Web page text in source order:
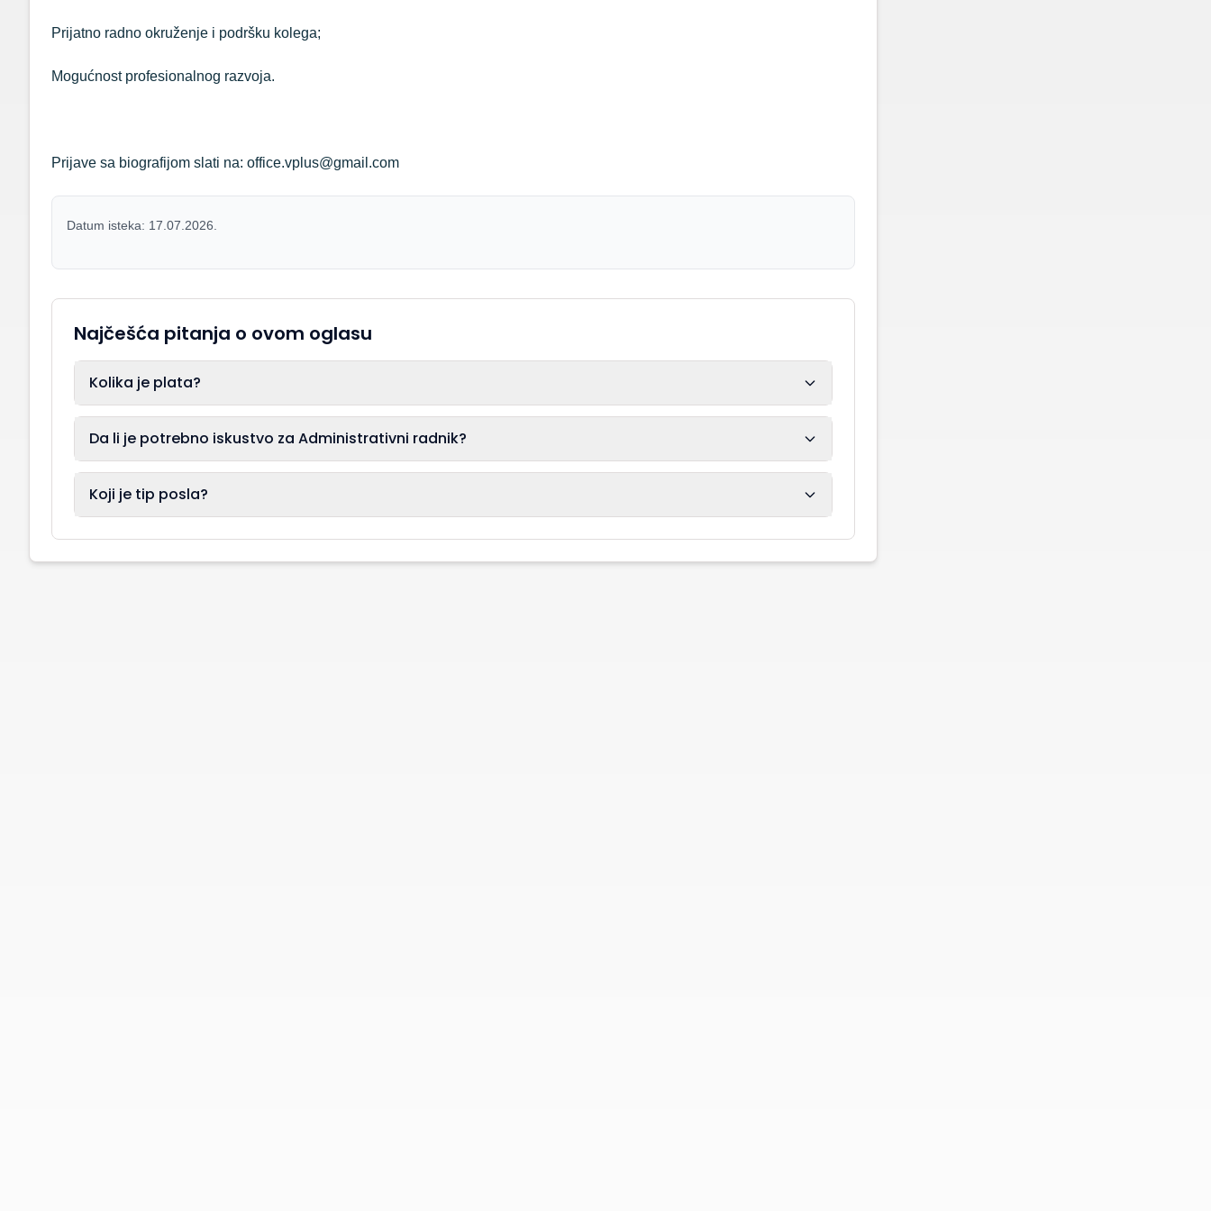
Prijatno radno okruženje i podršku kolega;
Mogućnost profesionalnog razvoja.
Prijave sa biografijom slati na: office.vplus@gmail.com
Datum isteka: 17.07.2026.
Najčešća pitanja o ovom oglasu
Kolika je plata?
Da li je potrebno iskustvo za Administrativni radnik?
Koji je tip posla?